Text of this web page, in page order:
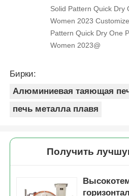
Solid Pattern Quick Dry
Women 2023
Pattern Quick Dry One
Women 2023@
Бирки:
Алюминиевая таяющая
печь металла плавя
Получить